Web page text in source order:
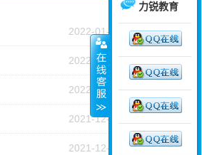
2022-01-06
2022-01-05
2022-01-04
2021-12-31
2021-12-30
力锐教育